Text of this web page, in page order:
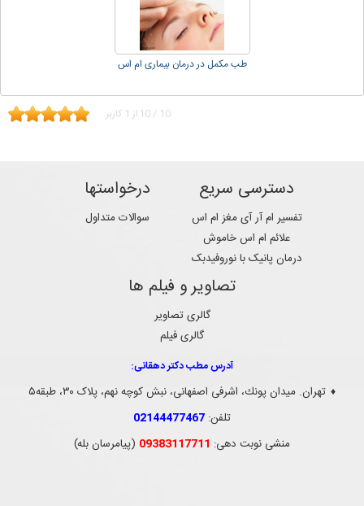
طب مکمل در درمان بیماری ام اس
10 / 10 از 1 کاربر
دسترسی سریع
تفسیر ام آر آی مغز ام اس
علائم ام اس خاموش
درمان پانیک با نوروفیدبک
درخواستها
سوالات متداول
تصاویر و فیلم ها
گالری تصاویر
گالری فیلم
آدرس مطب دکتر دهقانی:
♦ تهران. ميدان پونك، اشرفی اصفهانی، نبش کوچه نهم، پلاک ۳۰، طبقه۵
تلفن: 02144477467
منشی نوبت دهی: 09383117711 (پیامرسان بله)